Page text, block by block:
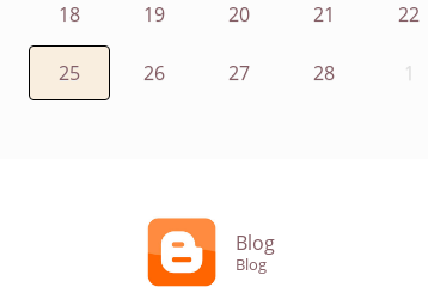
18 19 20 21 22
25 26 27 28 1
Blog
Blog